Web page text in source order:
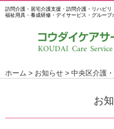
訪問介護・居宅介護支援・訪問介護・リハビリ
福祉用具・養成研修・デイサービス・グループ
ホーム > お知らせ > 中央区介護
お